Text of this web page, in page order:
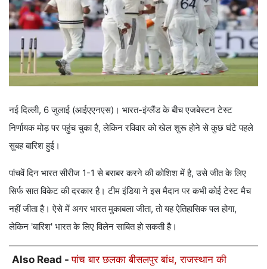
नई दिल्ली, 6 जुलाई (आईएएनएस)। भारत-इंग्लैंड के बीच एजबेस्टन टेस्ट
निर्णायक मोड़ पर पहुंच चुका है, लेकिन रविवार को खेल शुरू होने से कुछ घंटे पहले
सुबह बारिश हुई।
पांचवें दिन भारत सीरीज 1-1 से बराबर करने की कोशिश में है, उसे जीत के लिए
सिर्फ सात विकेट की दरकार है। टीम इंडिया ने इस मैदान पर कभी कोई टेस्ट मैच
नहीं जीता है। ऐसे में अगर भारत मुकाबला जीता, तो यह ऐतिहासिक पल होगा,
लेकिन 'बारिश' भारत के लिए विलेन साबित हो सकती है।
Also Read -पांच बार छलका बीसलपुर बांध, राजस्थान की